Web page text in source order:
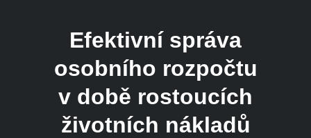
Efektivní správa
osobního rozpočtu
v době rostoucích
životních nákladů